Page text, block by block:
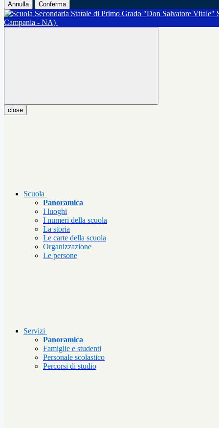
Annulla Conferma
Campania - NA)
close
Scuola
Panoramica
I luoghi
I numeri della scuola
La storia
Le carte della scuola
Organizzazione
Le persone
Servizi
Panoramica
Famiglie e studenti
Personale scolastico
Percorsi di studio